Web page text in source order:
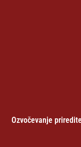
Ozvočevanje